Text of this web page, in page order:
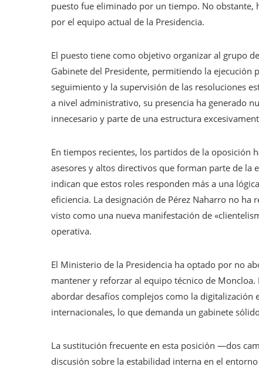
puesto fue eliminado por un tiempo. No obstante,
por el equipo actual de la Presidencia.
El puesto tiene como objetivo organizar al grupo
Gabinete del Presidente, permitiendo la ejecución
seguimiento y la supervisión de las resoluciones
a nivel administrativo, su presencia ha generado
innecesario y parte de una estructura
En tiempos recientes, los partidos de la oposición
asesores y altos directivos que forman parte de
indican que estos roles responden más a una
eficiencia. La designación de Pérez Naharro no ha
visto como una nueva manifestación de
operativa.
El Ministerio de la Presidencia ha optado por no
mantener y reforzar al equipo técnico de
abordar desafíos complejos como la digitalización
internacionales, lo que demanda un gabinete
La sustitución frecuente en esta posición —dos
discusión sobre la estabilidad interna en el